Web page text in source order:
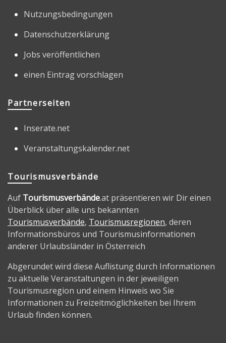
Nutzungsbedingungen
Datenschutzerklärung
Jobs veröffentlichen
einen Eintrag vorschlagen
Partnerseiten
Inserate.net
Veranstaltungskalender.net
Tourismusverbände
Auf Tourismusverbände.at präsentieren wir Dir einen
Überblick über alle uns bekannten
Tourismusverbände, Tourismusregionen, deren
Informationsbüros und Tourismusinformationen
anderer Urlaubsländer in Österreich
Abgerundet wird diese Auflistung durch Informationen
zu aktuelle Veranstaltungen in der jeweiligen
Tourismusregion und einem Hinweis wo Sie
Informationen zu Freizeitmöglichkeiten bei Ihrem
Urlaub finden können.